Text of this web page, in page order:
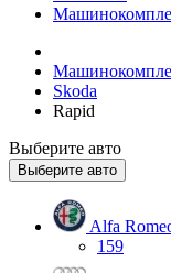
Skoda
Rapid
Выберите авто
Выберите авто
Alfa
159